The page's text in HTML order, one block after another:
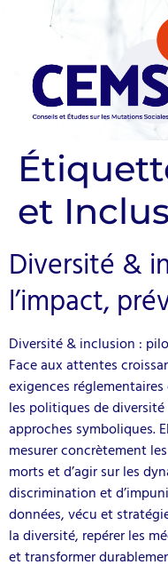
et
Diversité &
l’impact,
Diversité & inclusion :
Face aux attentes
exigences
les politiques de
approches symboliques.
mesurer concrètement
morts et d’agir sur les
discrimination et
données, vécu et
la diversité, repérer les
et transformer